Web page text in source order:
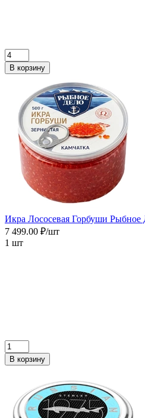
В корзину
Икра Лососевая Горбуши Рыбное
7 499.00 ₽/шт
1 шт
В корзину